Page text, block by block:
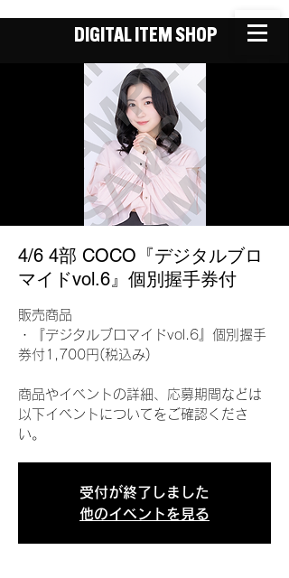
DIGITAL ITEM SHOP
4/6 4部 COCO『デジタルブロ
マイドvol.6』個別握手券付
販売商品
・『デジタルブロマイドvol.6』個別握手
券付1,700円(税込み)
商品やイベントの詳細、応募期間などは
以下イベントについてをご確認くださ
い。
受付が終了しました
他のイベントを見る